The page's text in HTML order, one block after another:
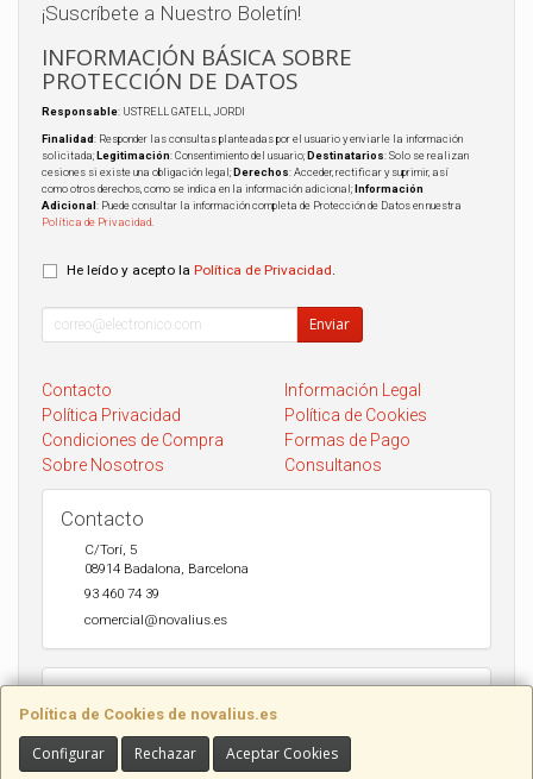
Política de Cookies de novalius.es
Configurar Rechazar Aceptar Cookies
¡Suscríbete a Nuestro Boletín!
INFORMACIÓN BÁSICA SOBRE
PROTECCIÓN DE DATOS
Responsable: USTRELL GATELL, JORDI
Finalidad: Responder las consultas planteadas por el usuario y enviarle la información
solicitada;Legitimación: Consentimiento del usuario;Destinatarios: Solo se realizan
cesiones si existe una obligación legal;Derechos: Acceder, rectificar y suprimir, así
como otros derechos, como se indica en la información adicional;Información
Adicional: Puede consultar la información completa de Protección de Datos en nuestra
Política de Privacidad
He leído y acepto la Política de Privacidad.
Enviar
Contacto
Información Legal
Política Privacidad
Política de Cookies
Condiciones de Compra
Formas de Pago
Sobre Nosotros
Consultanos
Contacto
C/Torí, 5
08914 Badalona, Barcelona
93 460 74 39
comercial@novalius.es
20h. Sábados de 10h a 14h. Envio a toda España en 24-72h Seur y
DHL.